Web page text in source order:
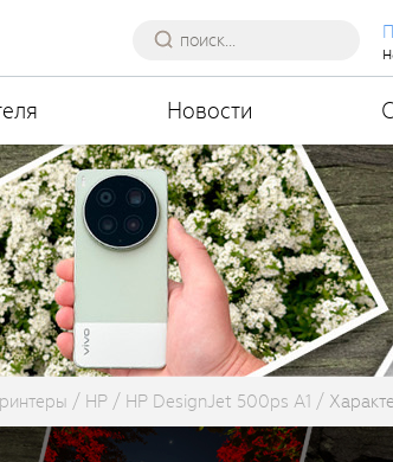
Новости
HP HP DesignJet 500ps A1